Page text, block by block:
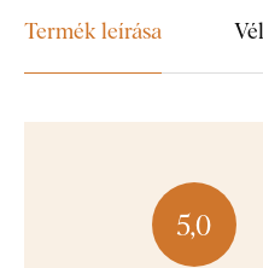
Termék leírása
5,0